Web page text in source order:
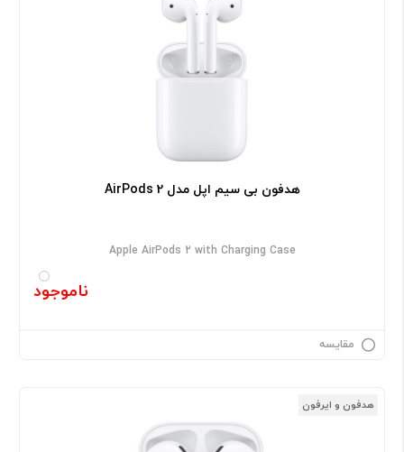
هدفون بی‌ سیم اپل مدل AirPods 2
Apple AirPods 2 with Charging Case
ناموجود
مقایسه
هدفون و ایرفون